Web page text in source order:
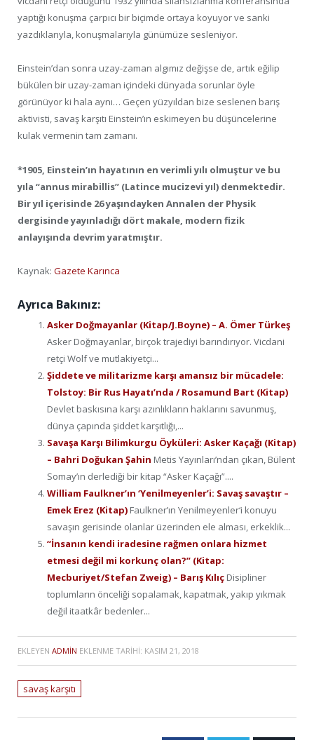
yaptığı konuşma çarpıcı bir biçimde ortaya koyuyor ve sanki
yazdıklarıyla, konuşmalarıyla günümüze sesleniyor.
Einstein’dan sonra uzay-zaman algımız değişse de, artık eğilip
bükülen bir uzay-zaman içindeki dünyada sorunlar öyle
görünüyor ki hala aynı… Geçen yüzyıldan bize seslenen barış
aktivisti, savaş karşıtı Einstein’ın eskimeyen bu düşüncelerine
kulak vermenin tam zamanı.
*1905, Einstein’ın hayatının en verimli yılı olmuştur ve bu
yıla “annus mirabillis” (Latince mucizevi yıl) denmektedir.
Bir yıl içerisinde 26 yaşındayken Annalen der Physik
dergisinde yayınladığı dört makale, modern fizik
anlayışında devrim yaratmıştır.
Kaynak: Gazete Karınca
Ayrıca Bakınız:
Asker Doğmayanlar (Kitap/J.Boyne) – A. Ömer Türkeş
Asker Doğmayanlar, birçok trajediyi barındırıyor. Vicdani
retçi Wolf ve mutlakiyetçi...
Şiddete ve militarizme karşı amansız bir mücadele:
Tolstoy: Bir Rus Hayatı’nda / Rosamund Bart (Kitap)
Devlet baskısına karşı azınlıkların haklarını savunmuş,
dünya çapında şiddet karşıtlığı,...
Savaşa Karşı Bilimkurgu Öyküleri: Asker Kaçağı (Kitap)
– Bahri Doğukan Şahin Metis Yayınları’ndan çıkan, Bülent
Somay’ın derlediği bir kitap “Asker Kaçağı”....
William Faulkner’ın ‘Yenilmeyenler’i: Savaş savaştır –
Emek Erez (Kitap) Faulkner’ın Yenilmeyenler‘i konuyu
savaşın gerisinde olanlar üzerinden ele alması, erkeklik...
“İnsanın kendi iradesine rağmen onlara hizmet
etmesi değil mi korkunç olan?” (Kitap:
Mecburiyet/Stefan Zweig) – Barış Kılıç Disipliner
toplumların önceliği sopalamak, kapatmak, yakıp yıkmak
değil itaatkâr bedenler...
EKLEYEN ADMIN EKLENME TARIHI: KASIM 21, 2018
savaş karşıtı